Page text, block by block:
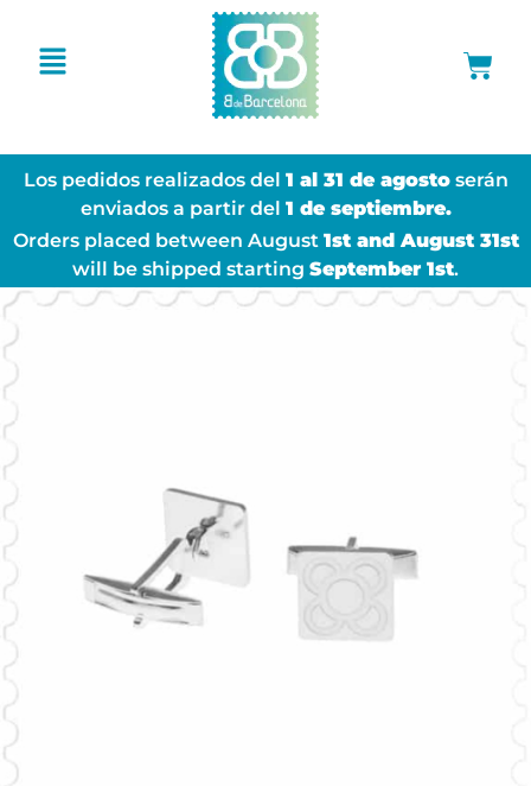
Los pedidos realizados del 1 al 31 de agostoserán
enviados a partir del 1 de septiembre.
Orders placed between August 1st and August 31st
will be shipped starting September 1st.